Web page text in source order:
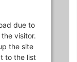
due to
visitor.
the site
to the list